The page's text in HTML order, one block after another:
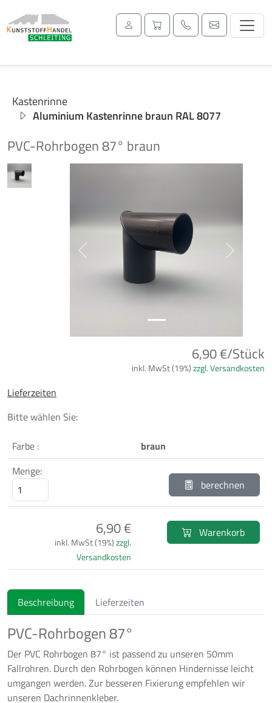
Kastenrinne
Aluminium Kastenrinne braun RAL 8077
PVC-Rohrbogen 87° braun
Previous Next
6,90 €/Stück
inkl. MwSt (19%)zzgl. Versandkosten
Lieferzeiten
Bitte wählen Sie:
Farbe :
braun
Menge:
berechnen
6,90 €
inkl. MwSt (19%)zzgl.
Versandkosten
Warenkorb
Beschreibung Lieferzeiten
PVC-Rohrbogen 87°
Der PVC Rohrbogen 87° ist passend zu unseren 50mm
Fallrohren. Durch den Rohrbogen können Hindernisse leicht
umgangen werden. Zur besseren Fixierung empfehlen wir
unseren Dachrinnenkleber.